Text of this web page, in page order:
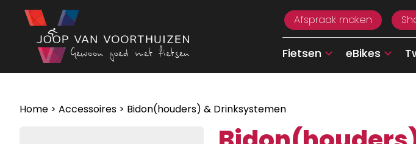
Ga naar de inhoud
Afspraak maken
Fietsen eBikes
Home > Accessoires > Bidon(houders) & Drinksystemen